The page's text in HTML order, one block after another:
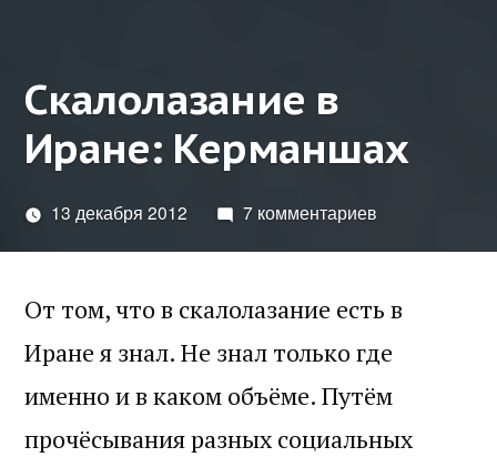
Скалолазание в
Иране: Керманшах
13 декабря 2012 7 комментариев
От том, что в скалолазание есть в
Иране я знал. Не знал только где
именно и в каком объёме. Путём
прочёсывания разных социальных